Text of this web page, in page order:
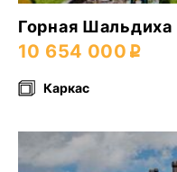
Горная Шальдиха
10 654 000
Каркас